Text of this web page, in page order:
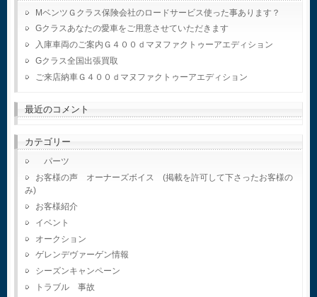
MベンツＧクラス保険会社のロードサービス使った事あります？
Gクラスあなたの愛車をご用意させていただきます
入庫車両のご案内Ｇ４００ｄマヌファクトゥーアエディション
Gクラス全国出張買取
ご来店納車Ｇ４００ｄマヌファクトゥーアエディション
最近のコメント
カテゴリー
パーツ
お客様の声 オーナーズボイス (掲載を許可して下さったお客様の
み)
お客様紹介
イベント
オークション
ゲレンデヴァーゲン情報
シーズンキャンペーン
トラブル 事故